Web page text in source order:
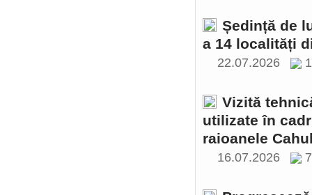
Ședință de
a 14 localități
22.07.2026
Vizită
utilizate în
raioanele
16.07.2026